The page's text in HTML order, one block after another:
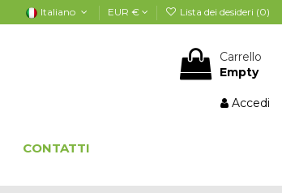
Italiano EUR € Lista dei desideri (0)
Carrello
Empty
Accedi
CONTATTI